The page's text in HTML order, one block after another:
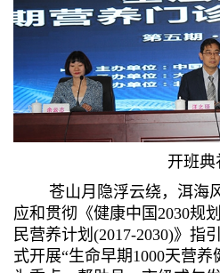
开班典
苍山月隐浮云绕，洱海风
应和贯彻《健康中国2030规
民营养计划(2017-2030)》指
式开展“生命早期1000天营